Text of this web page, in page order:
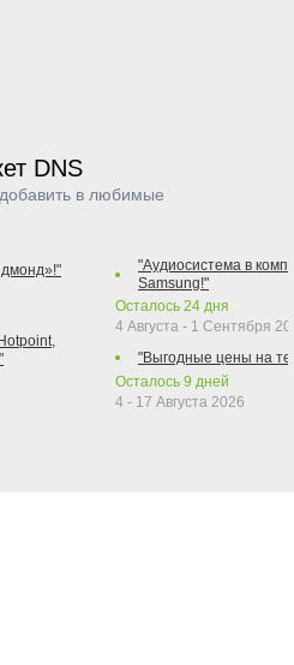
DNS
добавить в любимые
"Аудиосистема в
Samsung!"
Осталось 24 дня
4 Августа - 1 Сентября
"Выгодные цены на
Осталось 9 дней
4 - 17 Августа 2026